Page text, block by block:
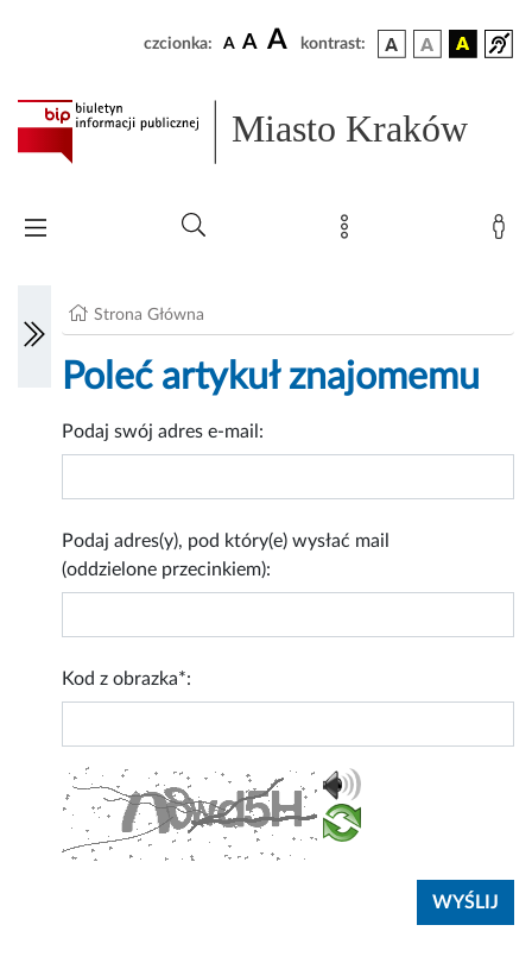
czcionka: A A A kontrast:
Miasto Kraków
Strona Główna
Poleć artykuł znajomemu
Podaj swój adres e-mail:
Podaj adres(y), pod który(e) wysłać mail
(oddzielone przecinkiem):
Kod z obrazka*: